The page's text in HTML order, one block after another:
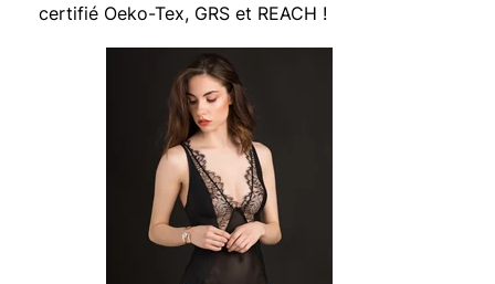
certifié Oeko-Tex, GRS et REACH !